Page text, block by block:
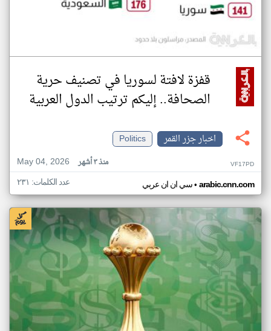
قفزة لافتة لسوريا في تصنيف حرية
الصحافة.. إليكم ترتيب الدول العربية
اخبار جزر القمر
Politics
May 04, 2026
منذ ٣ أشهر VF17PD
سي ان ان عربي• arabic.cnn.com عدد الكلمات: ٢٣١